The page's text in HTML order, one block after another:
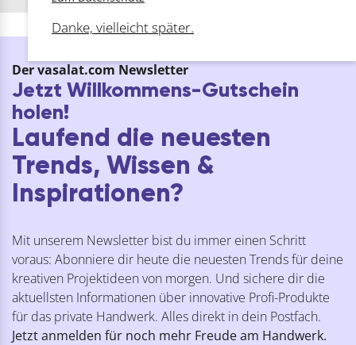
Danke, vielleicht später.
Der vasalat.com Newsletter
Jetzt Willkommens-Gutschein
holen!
Laufend die neuesten
Trends, Wissen &
Inspirationen?
Mit unserem Newsletter bist du immer einen Schritt
voraus: Abonniere dir heute die neuesten Trends für deine
kreativen Projektideen von morgen. Und sichere dir die
aktuellsten Informationen über innovative Profi-Produkte
für das private Handwerk. Alles direkt in dein Postfach.
Jetzt anmelden für noch mehr Freude am Handwerk.